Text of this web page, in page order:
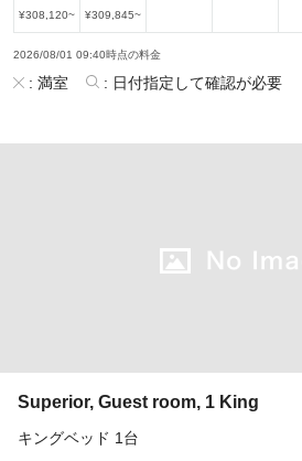
¥308,120~ ¥309,845~
2026/08/01 09:40時点の料金
: 満室 : 日付指定して確認が必要
Superior, Guest room, 1 King
キングベッド 1台